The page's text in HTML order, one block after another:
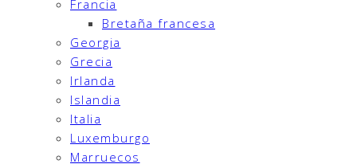
Francia
Bretaña francesa
Georgia
Grecia
Irlanda
Islandia
Italia
Luxemburgo
Marruecos